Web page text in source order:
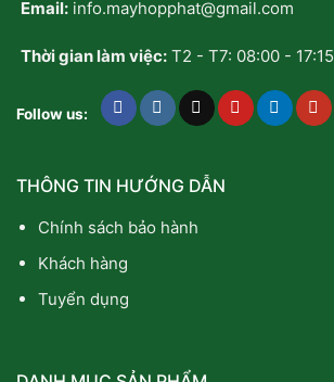
Email: info.mayhopphat@gmail.com
Thời gian làm việc: T2 - T7: 08:00 - 17:15
Follow us:
THÔNG TIN HƯỚNG DẪN
Chính sách bảo hành
Khách hàng
Tuyển dụng